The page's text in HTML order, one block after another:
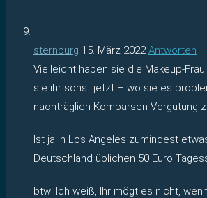
sternburg 15. März 2022 Antworten
Vielleicht haben sie die Makeup-
sie ihr sonst jetzt – wo sie es
nachträglich Komparsen-Vergütung
Ist ja in Los Angeles zumindest
Deutschland üblichen 50 Euro
btw: Ich weiß, Ihr mögt es nicht,